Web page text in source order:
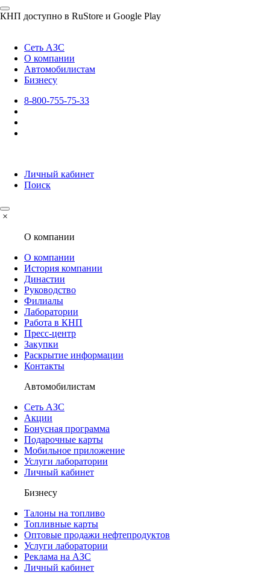
КНП доступно в RuStore и Google Play
Сеть АЗС
О компании
Автомобилистам
Бизнесу
8-800-755-75-33
Личный кабинет
Поиск
×
О компании
О компании
История компании
Династии
Руководство
Филиалы
Лаборатории
Работа в КНП
Пресс-центр
Закупки
Раскрытие информации
Контакты
Автомобилистам
Сеть АЗС
Акции
Бонусная программа
Подарочные карты
Мобильное приложение
Услуги лаборатории
Личный кабинет
Бизнесу
Талоны на топливо
Топливные карты
Оптовые продажи нефтепродуктов
Услуги лаборатории
Реклама на АЗС
Личный кабинет